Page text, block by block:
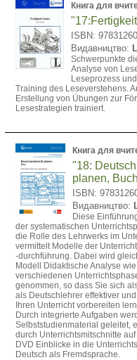
Книга для
ISBN:
Видавництво:
Schwerpunkte
Analyse von
Leseprozess
Training des Leseverstehens.
Erstellung von Übungen zur
Lesestrategien trainiert.
Книга для
"18:
planen,
ISBN:
Видавництво:
Diese
der systematischen
die Rolle des Lehrwerks im
vermittelt Modelle der
-durchführung. Dabei wird
Modell Didaktische Analyse
verschiedenen
genommen, so dass Sie sich
als Deutschlehrer effektiver
Ihren Unterricht vorbereiten
Durch integrierte Aufgaben
Selbststudienmaterial geleitet,
durch Unterrichtsmitschnitte
DVD Einblicke in die
Deutsch als Fremdsprache.